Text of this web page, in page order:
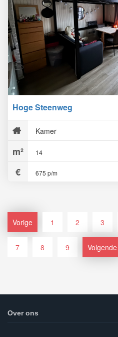
Hoge Steenweg
Kamer
14
675 p/m
Vorige 1 2 3
7 8 9 Volgende
Over ons